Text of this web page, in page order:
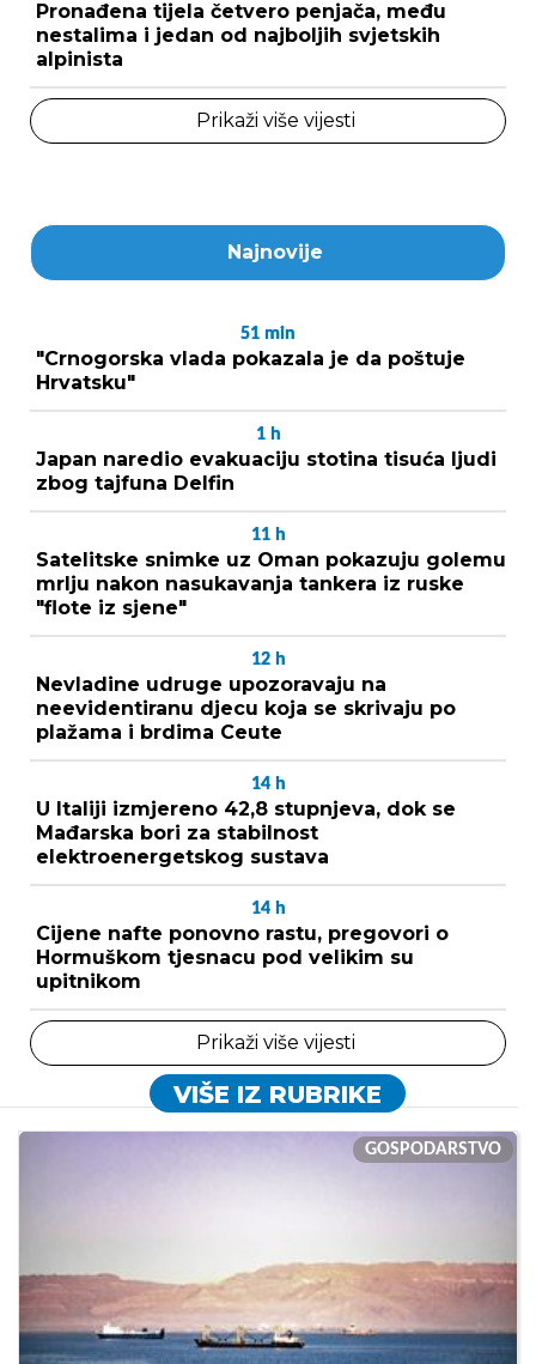
Pronađena tijela četvero penjača, među
nestalima i jedan od najboljih svjetskih
alpinista
Prikaži više vijesti
Najnovije
51 min
"Crnogorska vlada pokazala je da poštuje
Hrvatsku"
1 h
Japan naredio evakuaciju stotina tisuća ljudi
zbog tajfuna Delfin
11 h
Satelitske snimke uz Oman pokazuju golemu
mrlju nakon nasukavanja tankera iz ruske
"flote iz sjene"
12 h
Nevladine udruge upozoravaju na
neevidentiranu djecu koja se skrivaju po
plažama i brdima Ceute
14 h
U Italiji izmjereno 42,8 stupnjeva, dok se
Mađarska bori za stabilnost
elektroenergetskog sustava
14 h
Cijene nafte ponovno rastu, pregovori o
Hormuškom tjesnacu pod velikim su
upitnikom
Prikaži više vijesti
VIŠE IZ RUBRIKE
GOSPODARSTVO